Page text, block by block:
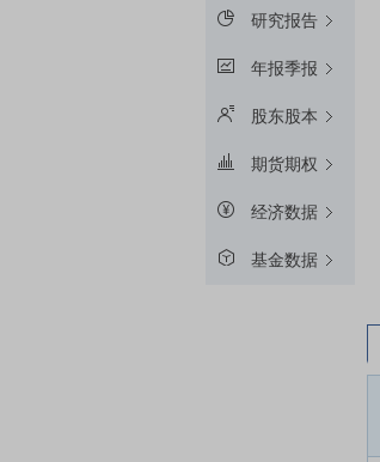
研究报告
年报季报
股东股本
期货期权
经济数据
基金数据